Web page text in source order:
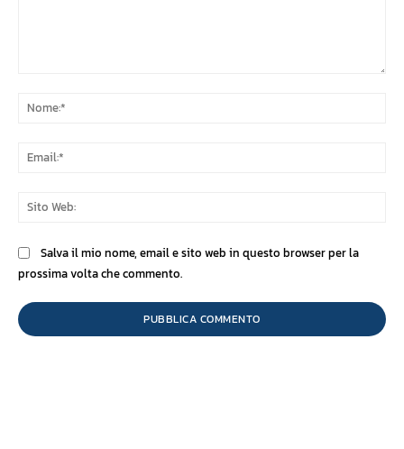
Salva il mio nome, email e sito web in questo browser per la
prossima volta che commento.